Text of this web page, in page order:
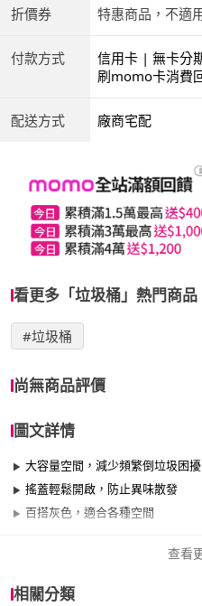
折價券 特惠商品，不適
付款方式
信用卡 | 無卡分
商付款 | ATM |
刷momo卡消費
配送方式 廠商宅配
看更多「垃圾桶」熱門商品
#垃圾桶
尚無商品評價
圖文詳情
大容量空間，減少頻繁倒垃圾困擾
搖蓋輕鬆開啟，防止異味散發
百搭灰色，適合各種空間
查看
相關分類